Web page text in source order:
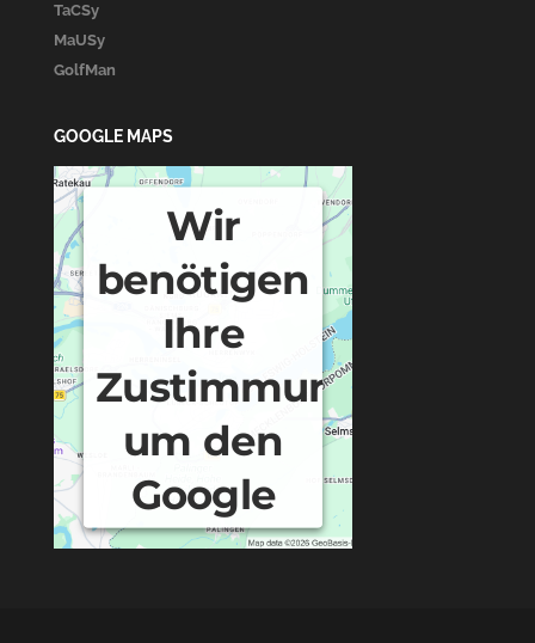
TaCSy
MaUSy
GolfMan
GOOGLE MAPS
Wir
benötigen
Ihre
Zustimmung,
um den
Google
Maps-